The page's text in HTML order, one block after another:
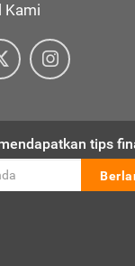
Kami
tips